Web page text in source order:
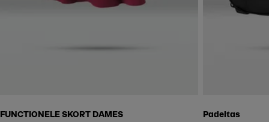
FUNCTIONELE SKORT DAMES Padeltas